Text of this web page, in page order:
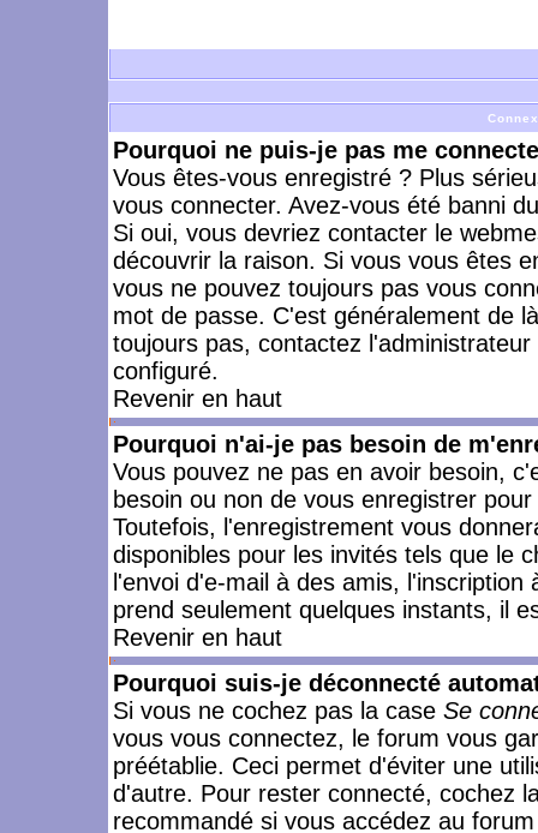
Pourquoi ne puis-je pas me
Vous êtes-vous enregistré ? Plus
vous connecter. Avez-vous été banni
Si oui, vous devriez contacter le
découvrir la raison. Si vous vous êtes
vous ne pouvez toujours pas vous
mot de passe. C'est généralement de
toujours pas, contactez
configuré.
Revenir en haut
Pourquoi n'ai-je pas besoin de
Vous pouvez ne pas en avoir besoin,
besoin ou non de vous enregistrer
Toutefois, l'enregistrement vous
disponibles pour les invités tels que le
l'envoi d'e-mail à des amis,
prend seulement quelques instants, il
Revenir en haut
Pourquoi suis-je déconnecté
Si vous ne cochez pas la case Se
vous vous connectez, le forum vous
préétablie. Ceci permet d'éviter une
d'autre. Pour rester connecté, cochez
recommandé si vous accédez au